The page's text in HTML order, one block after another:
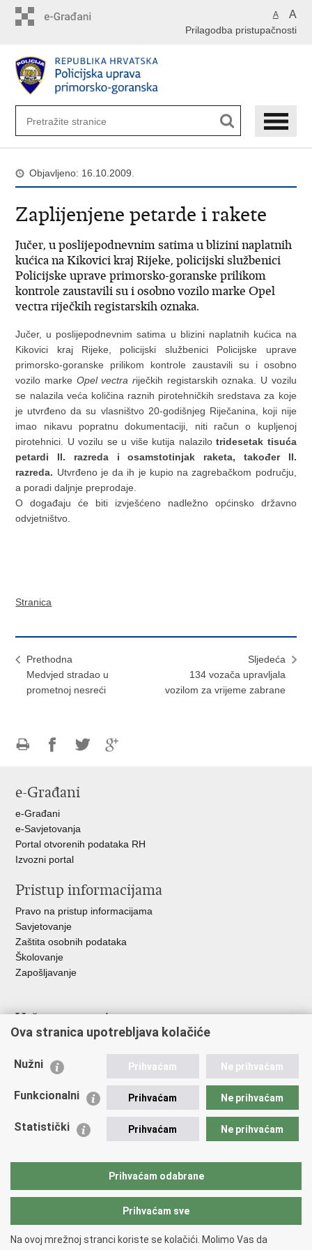
A A
Prilagodba pristupačnosti
Objavljeno: 16.10.2009.
Zaplijenjene petarde i rakete
Jučer, u poslijepodnevnim satima u blizini naplatnih
kućica na Kikovici kraj Rijeke, policijski službenici
Policijske uprave primorsko-goranske prilikom
kontrole zaustavili su i osobno vozilo marke Opel
vectra riječkih registarskih oznaka.
Jučer, u poslijepodnevnim satima u blizini naplatnih kućica na
Kikovici kraj Rijeke, policijski službenici Policijske uprave
primorsko-goranske prilikom kontrole zaustavili su i osobno
vozilo marke Opel vectra riječkih registarskih oznaka. U vozilu
se nalazila veća količina raznih pirotehničkih sredstava za koje
je utvrđeno da su vlasništvo 20-godišnjeg Riječanina, koji nije
imao nikavu popratnu dokumentaciji, niti račun o kupljenoj
pirotehnici. U vozilu se u više kutija nalazilotridesetak tisuća
petardi II. razreda i osamstotinjak raketa, također II.
razreda. Utvrđeno je da ih je kupio na zagrebačkom području,
a poradi daljnje preprodaje.
O događaju će biti izvješćeno nadležno općinsko državno
odvjetništvo.
Stranica
Prethodna
Medvjed stradao u
prometnoj nesreći
Sljedeća
134 vozača upravljala
vozilom za vrijeme zabrane
FacebookuTwitteru
e-Građani
e-Građani
e-Savjetovanja
Portal otvorenih podataka RH
Izvozni portal
Pristup informacijama
Pravo na pristup informacijama
Savjetovanje
Zaštita osobnih podataka
Školovanje
Zapošljavanje
Važne poveznice
Ministarstvo unutarnjih poslova
Udruge
Policijska akademija
Zaklada policijske solidarnosti
Vučetić"
Ova stranica upotrebljava kolačiće
Nužni Prihvaćam Ne prihvaćam
Funkcionalni Prihvaćam Ne prihvaćam
Statistički Prihvaćam Ne prihvaćam
Prihvaćam odabrane
Prihvaćam sve
Na ovoj mrežnoj stranci koriste se kolačići. Molimo Vas da